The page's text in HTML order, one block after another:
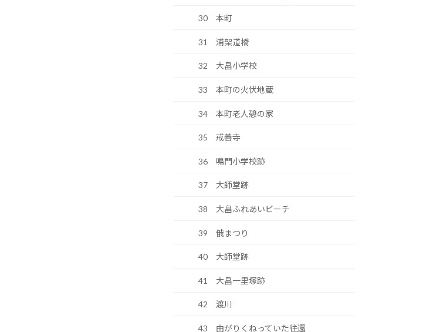
30 本町
31 浦架道橋
32 大畠小学校
33 本町の火伏地蔵
34 本町老人憩の家
35 戒善寺
36 鳴門小学校跡
37 大師堂跡
38 大畠ふれあいビーチ
39 俄まつり
40 大師堂跡
41 大畠一里塚跡
42 渡川
43 曲がりくねっていた往還